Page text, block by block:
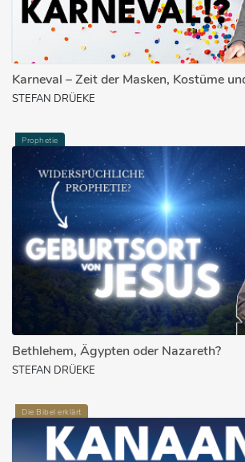
Karneval – Zeit der Masken, Kostüme
STEFAN DRÜEKE
Prophetie
Bethlehem, Ägypten oder Nazareth?
STEFAN DRÜEKE
Die Bibel erklärt